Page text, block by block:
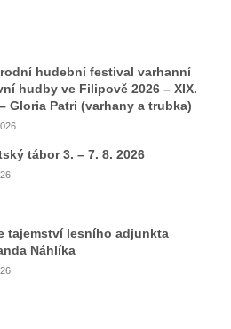
nad Vltavou
na hřbitově v
Hrobčicích
na hřbitově v
hřbitově v
na hřbitově v
Miroslava Moravce
hudební festival varhanní
hudby ve Filipově 2026 – XIX.
Gloria Patri (varhany a trubka)
tábor 3. – 7. 8. 2026
tajemství lesního adjunkta
Náhlíka